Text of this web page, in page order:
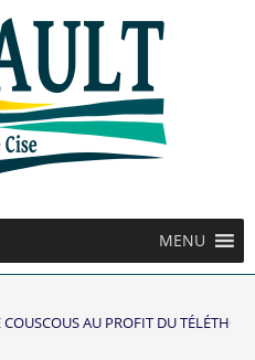
MENU
COUSCOUS AU PROFIT DU TÉLÉTHON